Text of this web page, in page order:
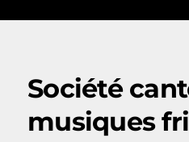
Société
musiques